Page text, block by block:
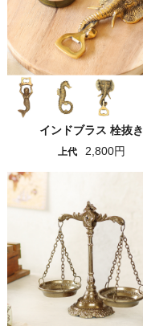
インドブラス 栓抜き
上代 2,800円